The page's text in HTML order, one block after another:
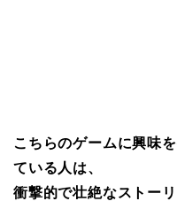
こちらのゲームに興味
ている人は、
衝撃的で壮絶なストー